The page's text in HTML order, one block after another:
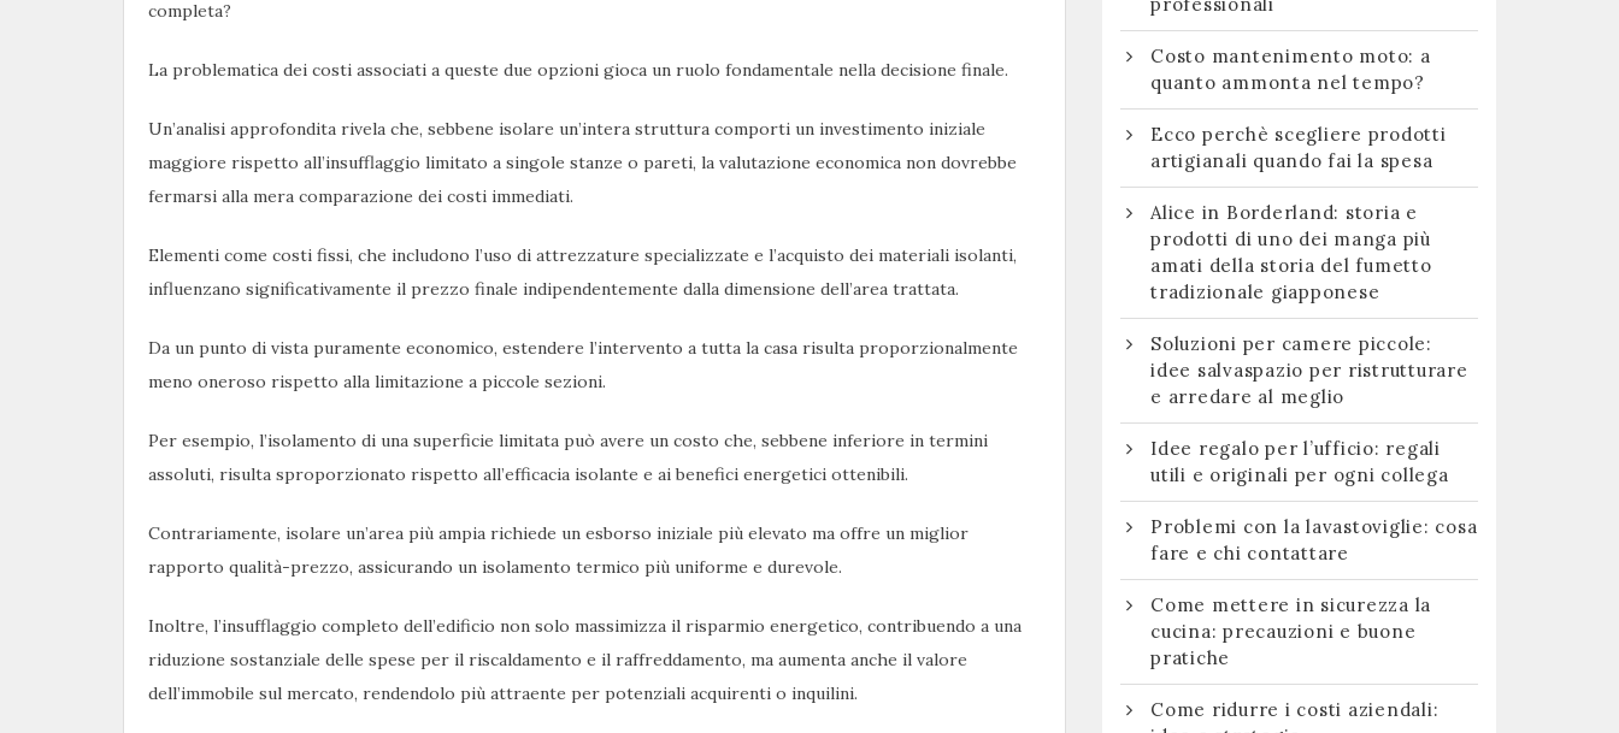
completa?
La problematica dei costi associati a queste due opzioni gioca un ruolo fondamentale nella decisione finale.
Un’analisi approfondita rivela che, sebbene isolare un’intera struttura comporti un investimento iniziale
maggiore rispetto all’insufflaggio limitato a singole stanze o pareti, la valutazione economica non dovrebbe
fermarsi alla mera comparazione dei costi immediati.
Elementi come costi fissi, che includono l’uso di attrezzature specializzate e l’acquisto dei materiali isolanti,
influenzano significativamente il prezzo finale indipendentemente dalla dimensione dell’area trattata.
Da un punto di vista puramente economico, estendere l’intervento a tutta la casa risulta proporzionalmente
meno oneroso rispetto alla limitazione a piccole sezioni.
Per esempio, l’isolamento di una superficie limitata può avere un costo che, sebbene inferiore in termini
assoluti, risulta sproporzionato rispetto all’efficacia isolante e ai benefici energetici ottenibili.
Contrariamente, isolare un’area più ampia richiede un esborso iniziale più elevato ma offre un miglior
rapporto qualità-prezzo, assicurando un isolamento termico più uniforme e durevole.
Inoltre, l’insufflaggio completo dell’edificio non solo massimizza il risparmio energetico, contribuendo a una
riduzione sostanziale delle spese per il riscaldamento e il raffreddamento, ma aumenta anche il valore
dell’immobile sul mercato, rendendolo più attraente per potenziali acquirenti o inquilini.
Costo mantenimento moto: a
quanto ammonta nel tempo?
Ecco perchè scegliere prodotti
artigianali quando fai la spesa
Alice in Borderland: storia e
prodotti di uno dei manga più
amati della storia del fumetto
tradizionale giapponese
Soluzioni per camere piccole:
idee salvaspazio per ristrutturare
e arredare al meglio
Idee regalo per l’ufficio: regali
utili e originali per ogni collega
Problemi con la lavastoviglie: cosa
fare e chi contattare
Come mettere in sicurezza la
cucina: precauzioni e buone
pratiche
Come ridurre i costi aziendali: